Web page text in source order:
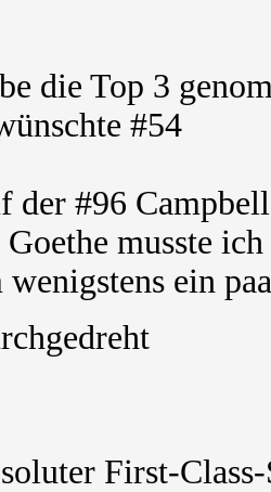
die Top 3
#54
der #96
musste
wenigstens ein
First-